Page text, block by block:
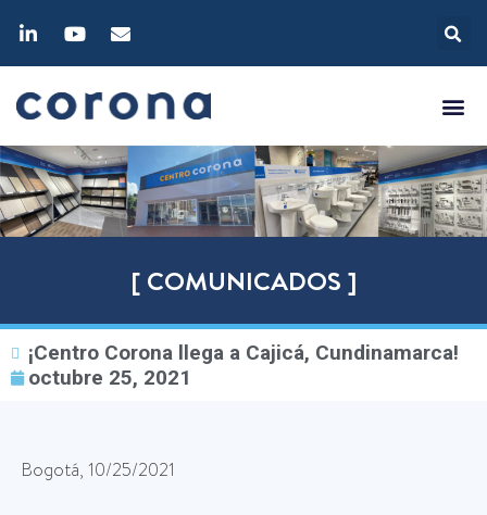
[ COMUNICADOS ]
¡Centro Corona llega a Cajicá, Cundinamarca!
octubre 25, 2021
Bogotá, 10/25/2021